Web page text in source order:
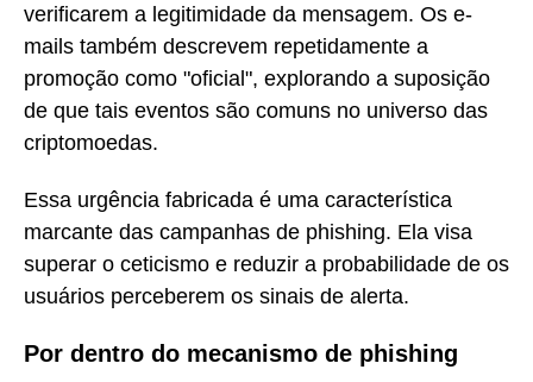
verificarem a legitimidade da mensagem. Os e-
mails também descrevem repetidamente a
promoção como "oficial", explorando a suposição
de que tais eventos são comuns no universo das
criptomoedas.
Essa urgência fabricada é uma característica
marcante das campanhas de phishing. Ela visa
superar o ceticismo e reduzir a probabilidade de os
usuários perceberem os sinais de alerta.
Por dentro do mecanismo de phishing